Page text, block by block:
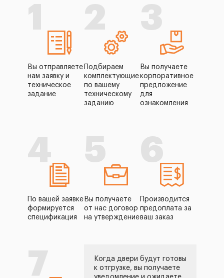
1
Вы отправляете
нам заявку и
техническое
задание
2
Подбираем
комплектующие
по вашему
техническому
заданию
3
Вы получаете
корпоративное
предложение
для
ознакомления
4
По вашей заявке
формируется
спецификация
5
Вы получаете
от нас договор
на утверждение
6
Производится
предоплата за
ваш заказ
7
Когда двери будут готовы
к отгрузке, вы получаете